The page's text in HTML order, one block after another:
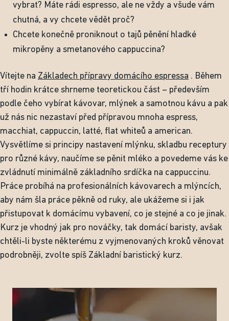
vybrat? Máte rádi espresso, ale ne vždy a všude vám
chutná, a vy chcete vědět proč?
Chcete konečně proniknout o tajů pěnění hladké
mikropěny a smetanového cappuccina?
Vítejte na Základech přípravy domácího espressa . Během
tří hodin krátce shrneme teoretickou část – především
podle čeho vybírat kávovar, mlýnek a samotnou kávu a pak
už nás nic nezastaví před přípravou mnoha espress,
macchiat, cappuccin, latté, flat whiteů a american.
Vysvětlíme si principy nastavení mlýnku, skladbu receptury
pro různé kávy, naučíme se pěnit mléko a povedeme vás ke
zvládnutí minimálně základního srdíčka na cappuccinu.
Práce probíhá na profesionálních kávovarech a mlýncích,
aby nám šla práce pěkně od ruky, ale ukážeme si i jak
přistupovat k domácímu vybavení, co je stejné a co je jinak.
Kurz je vhodný jak pro nováčky, tak domácí baristy, avšak
chtěli-li byste některému z vyjmenovaných kroků věnovat
podrobněji, zvolte spíš Základní baristický kurz.